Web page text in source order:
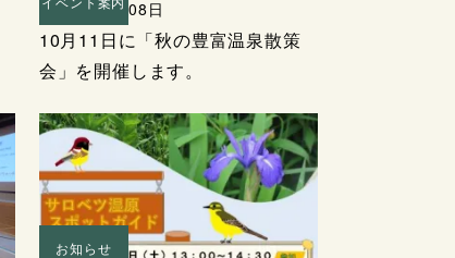
2025年10月08日
10月11日に「秋の豊富温泉散策
会」を開催します。
お知らせ